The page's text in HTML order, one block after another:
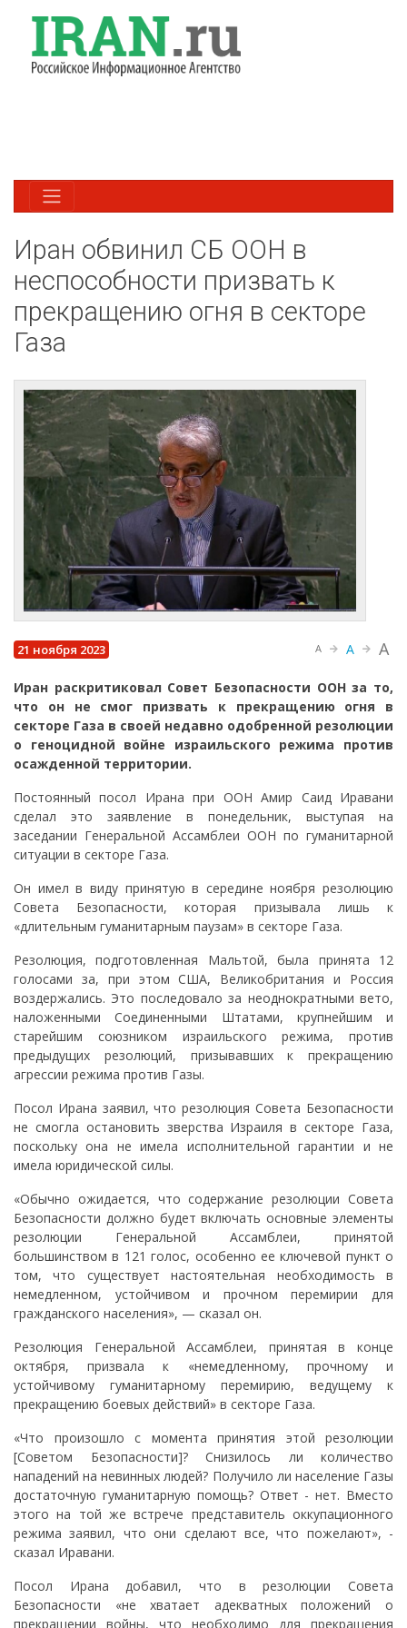
Иран обвинил СБ ООН в
неспособности призвать к
прекращению огня в секторе
Газа
21 ноября 2023 A A A
Иран раскритиковал Совет Безопасности ООН за то,
что он не смог призвать к прекращению огня в
секторе Газа в своей недавно одобренной резолюции
о геноцидной войне израильского режима против
осажденной территории.
Постоянный посол Ирана при ООН Амир Саид Иравани
сделал это заявление в понедельник, выступая на
заседании Генеральной Ассамблеи ООН по гуманитарной
ситуации в секторе Газа.
Он имел в виду принятую в середине ноября резолюцию
Совета Безопасности, которая призывала лишь к
«длительным гуманитарным паузам» в секторе Газа.
Резолюция, подготовленная Мальтой, была принята 12
голосами за, при этом США, Великобритания и Россия
воздержались. Это последовало за неоднократными вето,
наложенными Соединенными Штатами, крупнейшим и
старейшим союзником израильского режима, против
предыдущих резолюций, призывавших к прекращению
агрессии режима против Газы.
Посол Ирана заявил, что резолюция Совета Безопасности
не смогла остановить зверства Израиля в секторе Газа,
поскольку она не имела исполнительной гарантии и не
имела юридической силы.
«Обычно ожидается, что содержание резолюции Совета
Безопасности должно будет включать основные элементы
резолюции Генеральной Ассамблеи, принятой
большинством в 121 голос, особенно ее ключевой пункт о
том, что существует настоятельная необходимость в
немедленном, устойчивом и прочном перемирии для
гражданского населения», — сказал он.
Резолюция Генеральной Ассамблеи, принятая в конце
октября, призвала к «немедленному, прочному и
устойчивому гуманитарному перемирию, ведущему к
прекращению боевых действий» в секторе Газа.
«Что произошло с момента принятия этой резолюции
[Советом Безопасности]? Снизилось ли количество
нападений на невинных людей? Получило ли население Газы
достаточную гуманитарную помощь? Ответ - нет. Вместо
этого на той же встрече представитель оккупационного
режима заявил, что они сделают все, что пожелают», -
сказал Иравани.
Посол Ирана добавил, что в резолюции Совета
Безопасности «не хватает адекватных положений о
прекращении войны, что необходимо для прекращения